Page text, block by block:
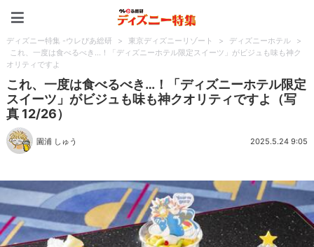
ディズニー特集 -ウレぴあ総研 > 東京ディズニーリゾート > ディズニーホテル
>
これ、一度は食べるべき…！「ディズニーホテル限定スイーツ」がビジュも味も神ク
オリティですよ
これ、一度は食べるべき…！「ディズニーホテル限定
スイーツ」がビジュも味も神クオリティですよ（写
真 12/26）
園浦 しゅう 2025.5.24 9:05